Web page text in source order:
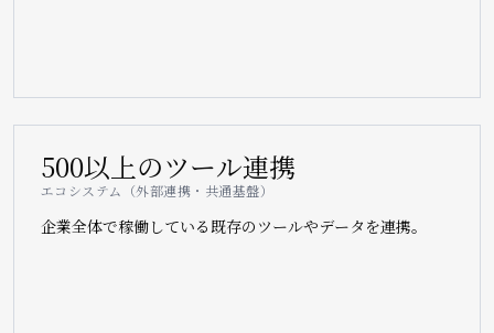
500以上のツール連携
エコシステム（外部連携・共通基盤）
企業全体で稼働している既存のツールやデータを連携。